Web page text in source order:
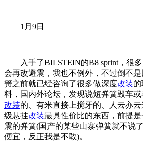
1月9日
入手了BILSTEIN的B8 sprint，很多
会再改避震，我也不例外，不过倒不
簧之前就已经咨询了很多做深度改装
料，国内外论坛，发现说短弹簧毁车
改装的、有米直接上搅牙的、人云亦
级悬挂改装最具性价比的东西，前提
震的弹簧(国产的某些山寨弹簧就不说
便宜，反正我是不敢)。